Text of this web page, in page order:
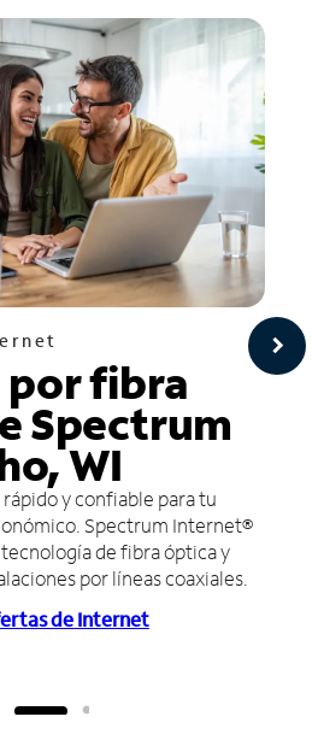
fibra
Spectrum
WI
y confiable para tu
Spectrum Internet®
de fibra óptica y
por líneas coaxiales.
de Internet